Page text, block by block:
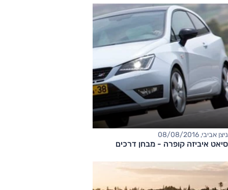
ניצן אביבי, 08/08/2016
סיאט איביזה קופרה - מבחן דרכים